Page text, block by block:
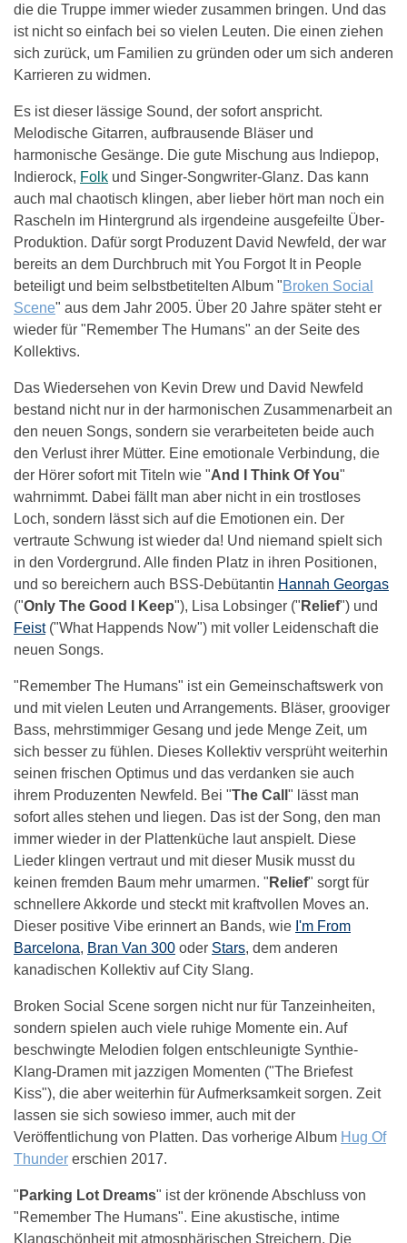
die die Truppe immer wieder zusammen bringen. Und das
ist nicht so einfach bei so vielen Leuten. Die einen ziehen
sich zurück, um Familien zu gründen oder um sich anderen
Karrieren zu widmen.
Es ist dieser lässige Sound, der sofort anspricht.
Melodische Gitarren, aufbrausende Bläser und
harmonische Gesänge. Die gute Mischung aus Indiepop,
Indierock, Folk und Singer-Songwriter-Glanz. Das kann
auch mal chaotisch klingen, aber lieber hört man noch ein
Rascheln im Hintergrund als irgendeine ausgefeilte Über-
Produktion. Dafür sorgt Produzent David Newfeld, der war
bereits an dem Durchbruch mit You Forgot It in People
beteiligt und beim selbstbetitelten Album "Broken Social
Scene" aus dem Jahr 2005. Über 20 Jahre später steht er
wieder für "Remember The Humans" an der Seite des
Kollektivs.
Das Wiedersehen von Kevin Drew und David Newfeld
bestand nicht nur in der harmonischen Zusammenarbeit an
den neuen Songs, sondern sie verarbeiteten beide auch
den Verlust ihrer Mütter. Eine emotionale Verbindung, die
der Hörer sofort mit Titeln wie "And I Think Of You"
wahrnimmt. Dabei fällt man aber nicht in ein trostloses
Loch, sondern lässt sich auf die Emotionen ein. Der
vertraute Schwung ist wieder da! Und niemand spielt sich
in den Vordergrund. Alle finden Platz in ihren Positionen,
und so bereichern auch BSS-Debütantin Hannah Georgas
("Only The Good I Keep"), Lisa Lobsinger (" Relief") und
Feist("What Happends Now") mit voller Leidenschaft die
neuen Songs.
"Remember The Humans" ist ein Gemeinschaftswerk von
und mit vielen Leuten und Arrangements. Bläser, grooviger
Bass, mehrstimmiger Gesang und jede Menge Zeit, um
sich besser zu fühlen. Dieses Kollektiv versprüht weiterhin
seinen frischen Optimus und das verdanken sie auch
ihrem Produzenten Newfeld. Bei "The Call " lässt man
sofort alles stehen und liegen. Das ist der Song, den man
immer wieder in der Plattenküche laut anspielt. Diese
Lieder klingen vertraut und mit dieser Musik musst du
keinen fremden Baum mehr umarmen. " Relief" sorgt für
schnellere Akkorde und steckt mit kraftvollen Moves an.
Dieser positive Vibe erinnert an Bands, wie I'm From
Barcelona, Bran Van 300 oder Stars, dem anderen
kanadischen Kollektiv auf City Slang.
Broken Social Scene sorgen nicht nur für Tanzeinheiten,
sondern spielen auch viele ruhige Momente ein. Auf
beschwingte Melodien folgen entschleunigte Synthie-
Klang-Dramen mit jazzigen Momenten ("The Briefest
Kiss"), die aber weiterhin für Aufmerksamkeit sorgen. Zeit
lassen sie sich sowieso immer, auch mit der
Veröffentlichung von Platten. Das vorherige Album Hug Of
Thunder erschien 2017.
" Parking Lot Dreams" ist der krönende Abschluss von
"Remember The Humans". Eine akustische, intime
Klangschönheit mit atmosphärischen Streichern. Die